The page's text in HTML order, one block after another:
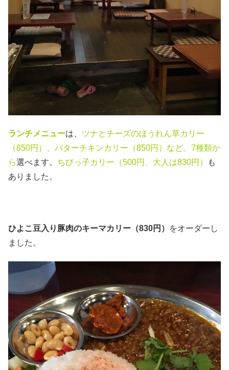
ランチメニューは、 ツナとチーズのほうれん草カリー
（850円）、バターチキンカリー（850円）など、7種類か
ら選べます。 ちびっ子カリー（500円、大人は830円）
も
ありました。
ひよこ豆入り豚肉のキーマカリー（830円）
をオーダーし
ました。